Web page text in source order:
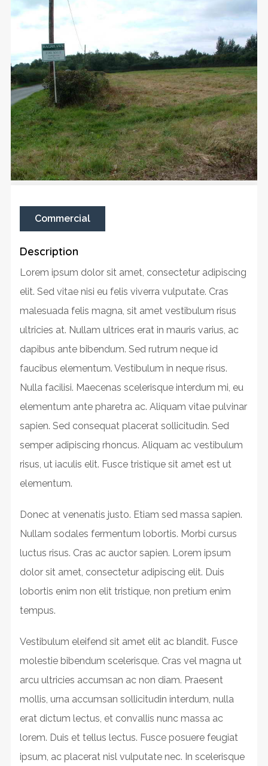
Commercial
Description
Lorem ipsum dolor sit amet, consectetur adipiscing
elit. Sed vitae nisi eu felis viverra vulputate. Cras
malesuada felis magna, sit amet vestibulum risus
ultricies at. Nullam ultrices erat in mauris varius, ac
dapibus ante bibendum. Sed rutrum neque id
faucibus elementum. Vestibulum in neque risus.
Nulla facilisi. Maecenas scelerisque interdum mi, eu
elementum ante pharetra ac. Aliquam vitae pulvinar
sapien. Sed consequat placerat sollicitudin. Sed
semper adipiscing rhoncus. Aliquam ac vestibulum
risus, ut iaculis elit. Fusce tristique sit amet est ut
elementum.
Donec at venenatis justo. Etiam sed massa sapien.
Nullam sodales fermentum lobortis. Morbi cursus
luctus risus. Cras ac auctor sapien. Lorem ipsum
dolor sit amet, consectetur adipiscing elit. Duis
lobortis enim non elit tristique, non pretium enim
tempus.
Vestibulum eleifend sit amet elit ac blandit. Fusce
molestie bibendum scelerisque. Cras vel magna ut
arcu ultricies accumsan ac non diam. Praesent
mollis, urna accumsan sollicitudin interdum, nulla
erat dictum lectus, et convallis nunc massa ac
lorem. Duis et tellus lectus. Fusce posuere feugiat
ipsum, ac placerat nisl vulputate nec. In scelerisque